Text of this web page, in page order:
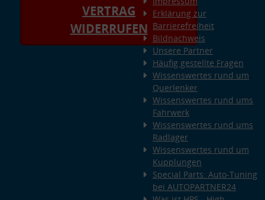
VERTRAG
WIDERRUFEN
Erklärung zur
Barrierefreiheit
Bildnachweis
Unsere Partner
Häufig gestellte Fragen
Wissenswertes rund um
Querlenker
Wissenswertes rund ums
Fahrwerk
Wissenswertes rund ums
Radlager
Wissenswertes rund um
Kupplungen
Special Parts: Auto-Tuning
bei AUTOPARTNER24